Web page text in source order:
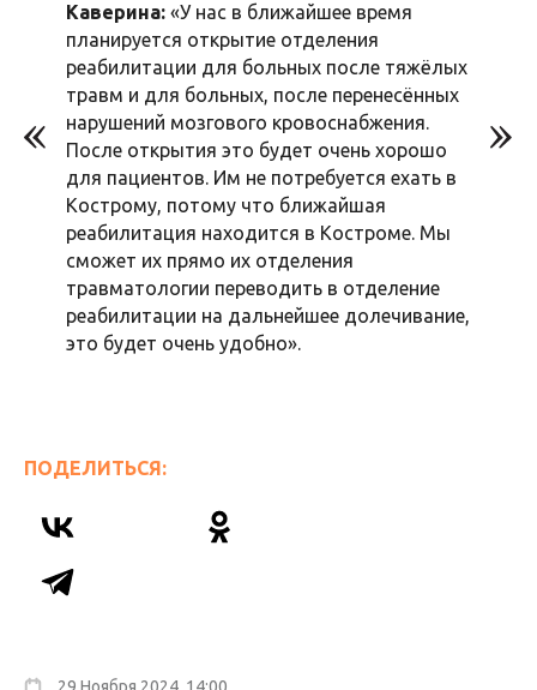
Каверина: «У нас в ближайшее время
планируется открытие отделения
реабилитации для больных после тяжёлых
травм и для больных, после перенесённых
нарушений мозгового кровоснабжения.
После открытия это будет очень хорошо
для пациентов. Им не потребуется ехать в
Кострому, потому что ближайшая
реабилитация находится в Костроме. Мы
сможет их прямо их отделения
травматологии переводить в отделение
реабилитации на дальнейшее долечивание,
это будет очень удобно».
ПОДЕЛИТЬСЯ: